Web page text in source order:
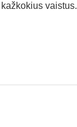
vaistus.